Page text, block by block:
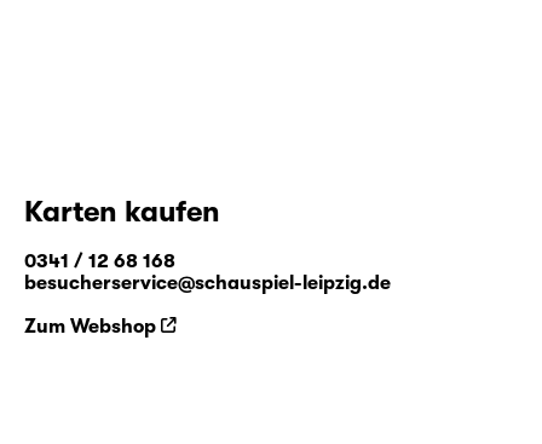
Karten kaufen
0341 / 12 68 168
besucherservice@schauspiel-leipzig.de
Zum Webshop